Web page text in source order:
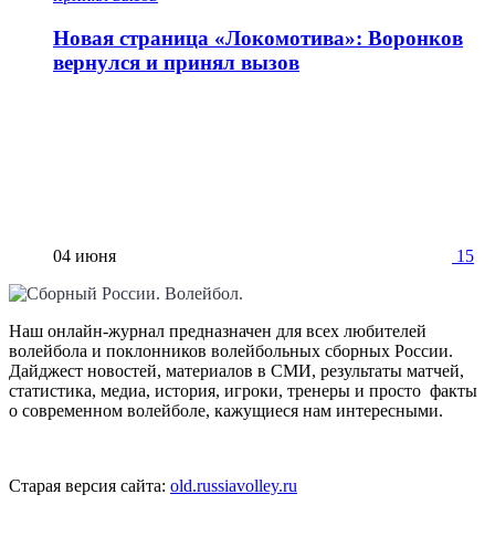
Новая страница «Локомотива»: Воронков
вернулся и принял вызов
04 июня 15
Наш онлайн-журнал предназначен для всех любителей
волейбола и поклонников волейбольных сборных России.
Дайджест новостей, материалов в СМИ, результаты матчей,
статистика, медиа, история, игроки, тренеры и просто факты
о современном волейболе, кажущиеся нам интересными.
Старая версия сайта: old.russiavolley.ru